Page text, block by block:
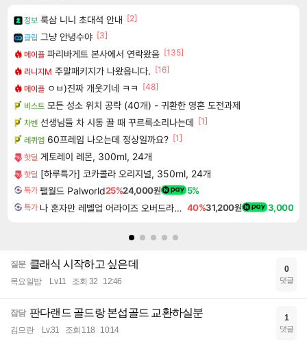
정보 룩삼 니니 초대석 안내 [2]
클립 그냥 안녕수야 [3]
메이플 파리바게트 본사에서 연락왔음 [135]
리니지M 주말패키지가 나왔읍니다. [16]
메이플 ㅇㅂ)진짜 개웃기네 ㅋㅋ [48]
비스트 모든 성소 위치 공략 (40개) - 귀환한 영혼 도전과제
차벤 선생님들 차 시동 끌 때 꾸르륵소리나는데 [1]
레퀴엠 60프레임 나오는데 정상일까요? [1]
핫딜 게토레이 레몬, 300ml, 24개
핫딜 [하루특가] 코카콜라 오리지널, 350ml, 24개
특가 팰월드 Palworld25%24,000원 5%
특가 나 혼자만 레벨업 어라이즈 오버드라이브 디럭스 에디션 Solo Leveling Arise Overdrive Deluxe Edition 40%31,200원 3,000
질문 클래식 시작하고 싶은데
목요일밤 Lv.11 조회 32 12:46
0
댓글
잡담 판다랜드 골드랑 본섭골드 교환하실분
김므란 Lv.31 조회 118 10:14
1
댓글